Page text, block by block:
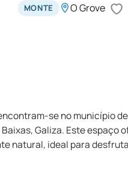
MONTE O Grove
se no município
Galiza. Este espaço
natural, ideal para